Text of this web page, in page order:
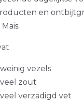
en
vezels
zout
verzadigd vet